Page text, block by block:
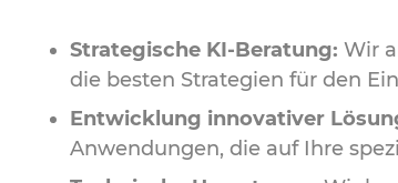
Strategische KI-Beratung: Wir
die besten Strategien für den
Entwicklung innovativer
Anwendungen, die auf Ihre